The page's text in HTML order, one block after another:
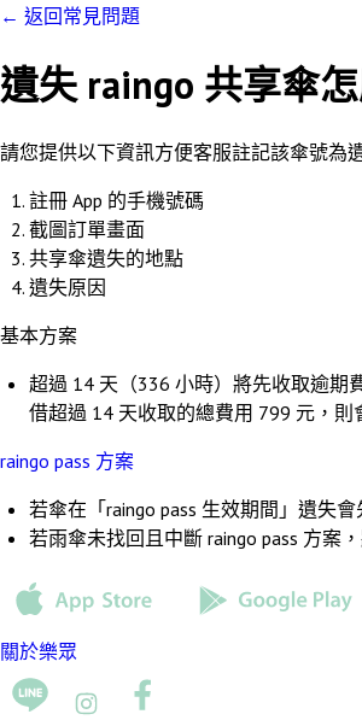
← 返回常見問題
遺失 raingo 共享傘
請您提供以下資訊方便客服註記該傘號為
註冊 App 的手機號碼
截圖訂單畫面
共享傘遺失的地點
遺失原因
基本方案
超過 14 天（336 小時）將先收取逾期
借超過 14 天收取的總費用 799 元，
raingo pass 方案
若傘在「raingo pass 生效期間」遺失
若雨傘未找回且中斷 raingo pass 方案
關於樂眾